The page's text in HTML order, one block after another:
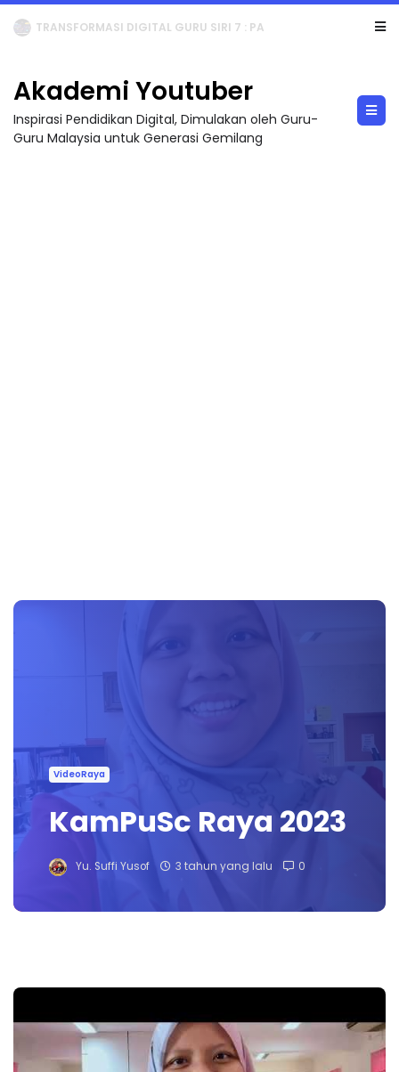
MAJLIS ANUGERAH FFK (FESTIVAL LENSA PENDIDIKAN - FLeP) 2026
Akademi Youtuber
Inspirasi Pendidikan Digital, Dimulakan oleh Guru-
Guru Malaysia untuk Generasi Gemilang
VideoRaya
KamPuSc Raya 2023
Yu. Suffi Yusof 3 tahun yang lalu 0